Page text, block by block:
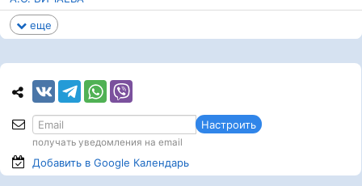
еще
Настроить
получать уведомления на email
Добавить в Google Календарь